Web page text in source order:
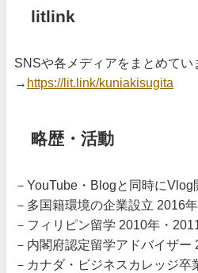
litlink
SNSや各メディアをまとめてい
→ https://lit.link/kuniakisugita
略歴・活動
－YouTube・Blogと同時にVlog
－多国籍環境の企業設立 2016年
－フィリピン留学 2010年・
－内閣府認定留学アドバイザー
－カナダ・ビジネスカレッジ卒